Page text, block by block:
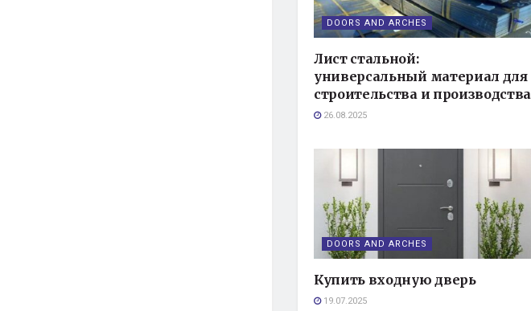
DOORS AND ARCHES
Лист стальной:
универсальный материал для
строительства и производства
26.08.2025
DOORS AND ARCHES
Купить входную дверь
19.07.2025